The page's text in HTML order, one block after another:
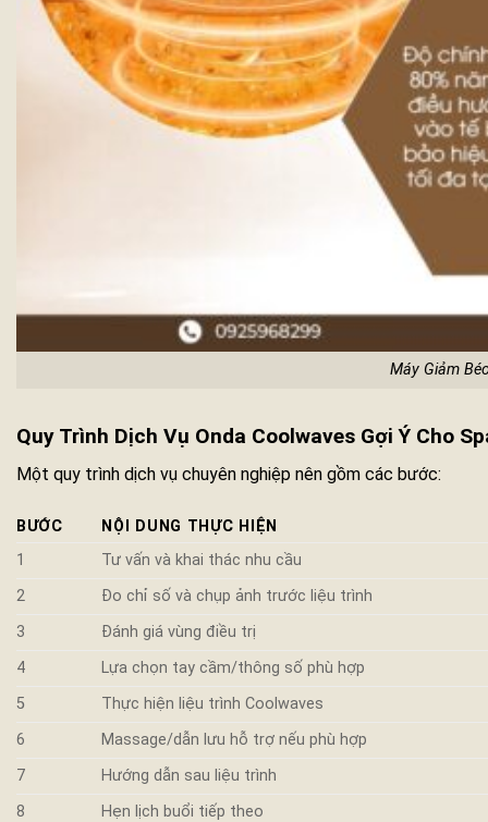
Máy Giảm
Quy Trình Dịch Vụ Onda Coolwaves Gợi Ý Cho
Một quy trình dịch vụ chuyên nghiệp nên gồm các bước:
BƯỚC
NỘI DUNG THỰC HIỆN
1
Tư vấn và khai thác nhu cầu
2
Đo chỉ số và chụp ảnh trước liệu trình
3
Đánh giá vùng điều trị
4
Lựa chọn tay cầm/thông số phù hợp
5
Thực hiện liệu trình Coolwaves
6
Massage/dẫn lưu hỗ trợ nếu phù hợp
7
Hướng dẫn sau liệu trình
8
Hẹn lịch buổi tiếp theo